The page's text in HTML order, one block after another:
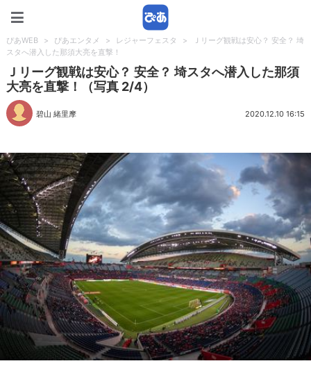
ぴあWEB > ぴあエンタメ > レジャーフェスタ >
Ｊリーグ観戦は安心？ 安全？ 埼
スタへ潜入した那須大亮を直撃！
Ｊリーグ観戦は安心？ 安全？ 埼スタへ潜入した那須
大亮を直撃！（写真 2/4）
碧山 緒里摩 2020.12.10 16:15